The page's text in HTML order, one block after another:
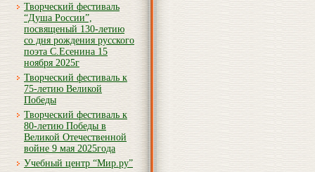
Творческий фестиваль
“Душа России”,
посвященый 130-летию
со дня рождения русского
поэта С.Есенина 15
ноября 2025г
Творческий фестиваль к
75-летию Великой
Победы
Творческий фестиваль к
80-летию Победы в
Великой Отечественной
войне 9 мая 2025года
Учебный центр “Мир.ру”